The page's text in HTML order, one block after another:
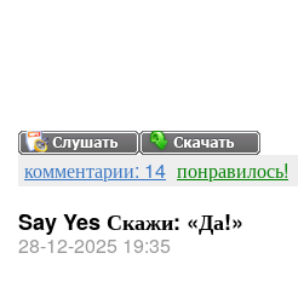
комментарии: 14 понравилось!
Say Yes Скажи: «Да!»
28-12-2025 19:35